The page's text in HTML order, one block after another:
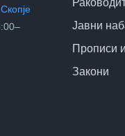
Јавни
Прописи
Закони